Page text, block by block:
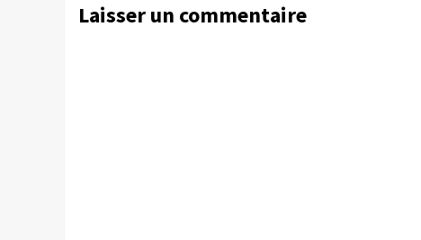
Laisser un commentaire